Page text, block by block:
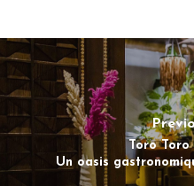
Toro Toro
Un oasis